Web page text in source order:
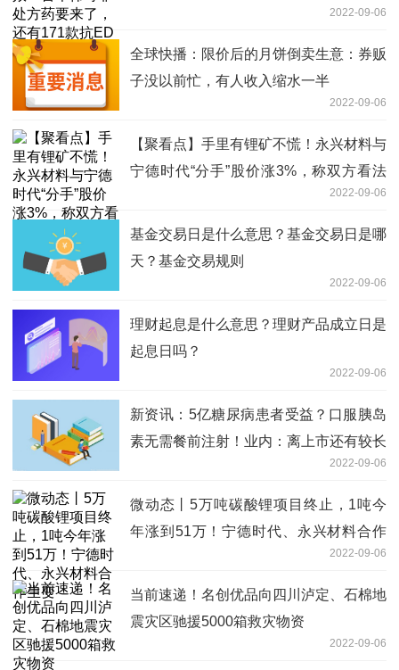
2022-09-06
全球快播：限价后的月饼倒卖生意：券贩
子没以前忙，有人收入缩水一半
2022-09-06
【聚看点】手里有锂矿不慌！永兴材料与
宁德时代“分手”股价涨3%，称双方看法
2022-09-06
基金交易日是什么意思？基金交易日是哪
天？基金交易规则
2022-09-06
理财起息是什么意思？理财产品成立日是
起息日吗？
2022-09-06
新资讯：5亿糖尿病患者受益？口服胰岛
素无需餐前注射！业内：离上市还有较长
2022-09-06
微动态丨5万吨碳酸锂项目终止，1吨今
年涨到51万！宁德时代、永兴材料合作
2022-09-06
当前速递！名创优品向四川泸定、石棉地
震灾区驰援5000箱救灾物资
2022-09-06